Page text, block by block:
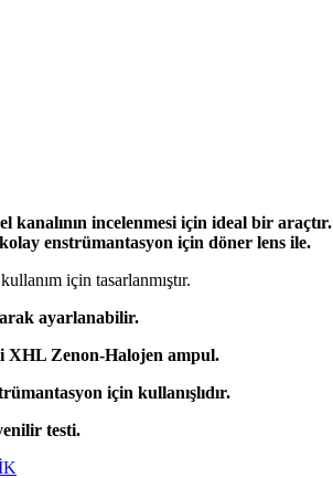
incelenmesi için ideal bir araçtır.
enstrümantasyon için döner lens ile.
için tasarlanmıştır.
ayarlanabilir.
XHL Zenon-Halojen ampul.
için kullanışlıdır.
testi.